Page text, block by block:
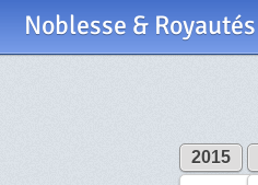
Noblesse & Royautés
2015